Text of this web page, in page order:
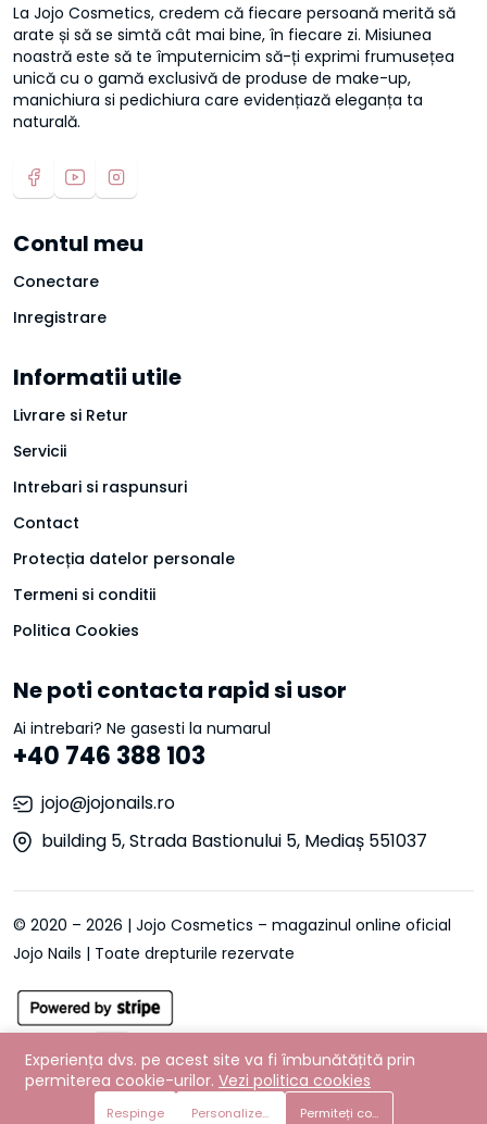
Adaugă in coş Cumpără acum
La Jojo Cosmetics, credem că fiecare persoană merită să
arate și să se simtă cât mai bine, în fiecare zi. Misiunea
noastră este să te împuternicim să-ți exprimi frumusețea
unică cu o gamă exclusivă de produse de make-up,
manichiura si pedichiura care evidențiază eleganța ta
naturală.
Contul meu
Conectare
Inregistrare
Informatii utile
Livrare si Retur
Servicii
Intrebari si raspunsuri
Contact
Protecția datelor personale
Termeni si conditii
Politica Cookies
Ne poti contacta rapid si usor
Ai intrebari? Ne gasesti la numarul
+40 746 388 103
jojo@jojonails.ro
building 5, Strada Bastionului 5, Mediaș 551037
© 2020 – 2026 | Jojo Cosmetics – magazinul online oficial
Jojo Nails | Toate drepturile rezervate
Experiența dvs. pe acest site va fi îmbunătățită prin
permiterea cookie-urilor. Vezi politica cookies
Respinge Personalizează preferințePermiteți cookie-urile